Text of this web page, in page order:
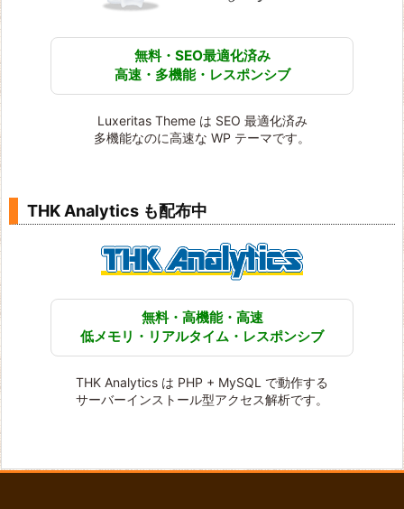
無料・SEO最適化済み
高速・多機能・レスポンシブ
Luxeritas Theme は SEO 最適化済み
多機能なのに高速な WP テーマです。
THK Analytics も配布中
無料・高機能・高速
低メモリ・リアルタイム・レスポンシブ
THK Analytics は PHP + MySQL で動作する
サーバーインストール型アクセス解析です。